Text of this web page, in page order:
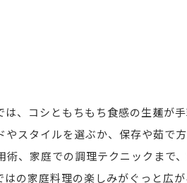
、コシともちもち食感の生麺が手
スタイルを選ぶか、保存や茹で
、家庭での調理テクニックまで
の家庭料理の楽しみがぐっと広が